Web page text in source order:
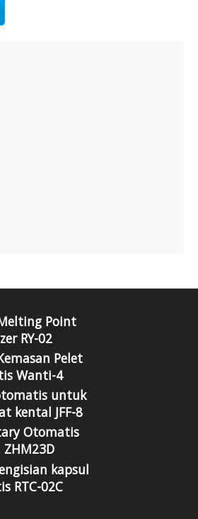
Point
RY-02
Pelet
Wanti-4
untuk
kental JFF-8
Otomatis
ZHM23D
kapsul
RTC-02C